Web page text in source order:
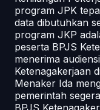
program JPK
data dibutuhkan
program JKP
peserta BPJS
menerima
Ketenagakerjaan
Menaker Ida
pemerintah
BPJS